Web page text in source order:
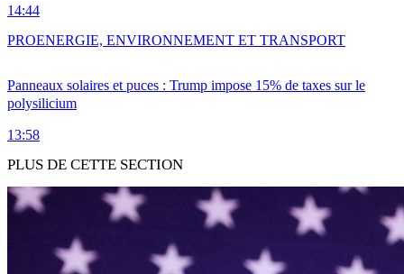
14:44
Panneaux solaires et puces : Trump impose 15% de taxes sur le
polysilicium
13:58
PROENERGIE, ENVIRONNEMENT ET TRANSPORT
PLUS DE CETTE SECTION